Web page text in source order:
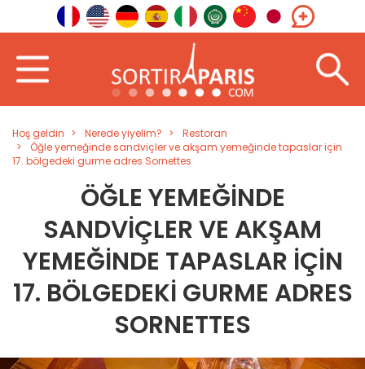
Hoş geldin Nerede yiyelim?
Restoran
Öğle yemeğinde sandviçler ve akşam yemeğinde tapaslar için
17. bölgedeki gurme adres Sornettes
ÖĞLE YEMEĞINDE
SANDVIÇLER VE AKŞAM
YEMEĞINDE TAPASLAR IÇIN
17. BÖLGEDEKI GURME ADRES
SORNETTES